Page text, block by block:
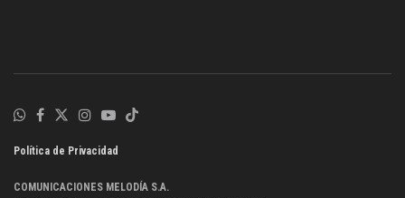
Política de Privacidad
COMUNICACIONES MELODÍA S.A.